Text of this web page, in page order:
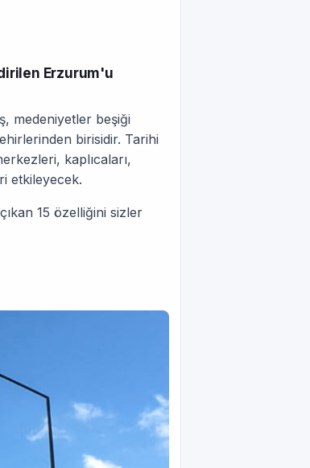
Erzurum'u
medeniyetler beşiği
birisidir. Tarihi
kaplıcaları,
etkileyecek.
15 özelliğini sizler